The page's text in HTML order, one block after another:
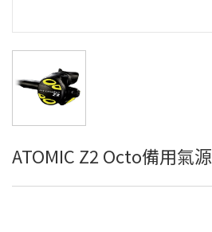
ATOMIC Z2 Octo備用氣源